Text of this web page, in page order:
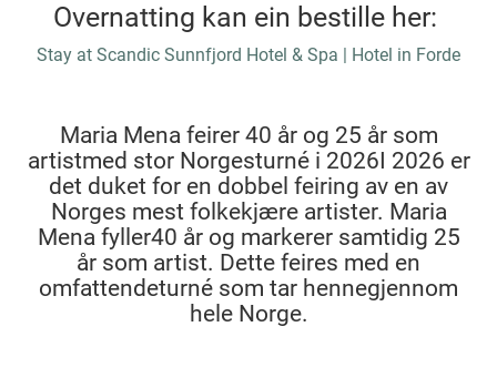
Overnatting kan ein bestille her:
Stay at Scandic Sunnfjord Hotel & Spa | Hotel in Forde
Maria Mena feirer 40 år og 25 år som
artistmed stor Norgesturné i 2026I 2026 er
det duket for en dobbel feiring av en av
Norges mest folkekjære artister. Maria
Mena fyller40 år og markerer samtidig 25
år som artist. Dette feires med en
omfattendeturné som tar hennegjennom
hele Norge.